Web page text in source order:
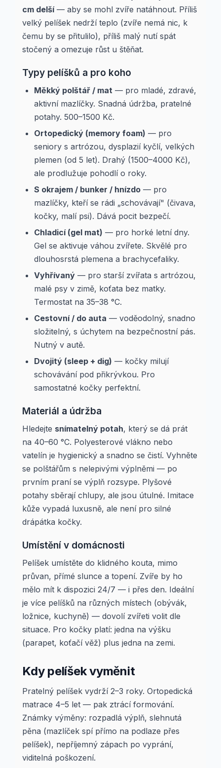
cm delší— aby se mohl zvíře natáhnout. Příliš
velký pelíšek nedrží teplo (zvíře nemá nic, k
čemu by se přitulilo), příliš malý nutí spát
stočený a omezuje růst u štěňat.
Typy pelíšků a pro koho
Měkký polštář / mat — pro mladé, zdravé,
aktivní mazlíčky. Snadná údržba, pratelné
potahy. 500–1500 Kč.
Ortopedický (memory foam) — pro
seniory s artrózou, dysplazií kyčlí, velkých
plemen (od 5 let). Drahý (1500–4000 Kč),
ale prodlužuje pohodlí o roky.
S okrajem / bunker / hnízdo — pro
mazlíčky, kteří se rádi „schovávají" (čivava,
kočky, malí psi). Dává pocit bezpečí.
Chladicí (gel mat) — pro horké letní dny.
Gel se aktivuje váhou zvířete. Skvělé pro
dlouhosrstá plemena a brachycefaliky.
Vyhřívaný — pro starší zvířata s artrózou,
malé psy v zimě, koťata bez matky.
Termostat na 35–38 °C.
Cestovní / do auta — voděodolný, snadno
složitelný, s úchytem na bezpečnostní pás.
Nutný v autě.
Dvojitý (sleep + dig) — kočky milují
schovávání pod přikrývkou. Pro
samostatné kočky perfektní.
Materiál a údržba
Hledejte snímatelný potah, který se dá prát
na 40–60 °C. Polyesterové vlákno nebo
vatelín je hygienický a snadno se čistí. Vyhněte
se polštářům s nelepivými výplněmi — po
prvním praní se výplň rozsype. Plyšové
potahy sběrají chlupy, ale jsou útulné. Imitace
kůže vypadá luxusně, ale není pro silné
drápátka kočky.
Umístění v domácnosti
Pelíšek umístěte do klidného kouta, mimo
průvan, přímé slunce a topení. Zvíře by ho
mělo mít k dispozici 24/7 — i přes den. Ideální
je více pelíšků na různých místech (obývák,
ložnice, kuchyně) — dovolí zvířeti volit dle
situace. Pro kočky platí: jedna na výšku
(parapet, koťačí věž) plus jedna na zemi.
Kdy pelíšek vyměnit
Pratelný pelíšek vydrží 2–3 roky. Ortopedická
matrace 4–5 let — pak ztrácí formování.
Známky výměny: rozpadlá výplň, slehnutá
pěna (mazlíček spí přímo na podlaze přes
pelíšek), nepříjemný zápach po vyprání,
viditelná poškození.